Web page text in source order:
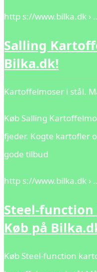
http s://www.bilka.dk ›
Salling
Bilka.dk!
Kartoffelmoser i stål.
Køb Salling
fjeder. Kogte kartofler
gode tilbud
http s://www.bilka.dk ›
Steel-
Køb på
Køb Steel-function